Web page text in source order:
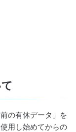
の有休データ」を
用し始めてからの